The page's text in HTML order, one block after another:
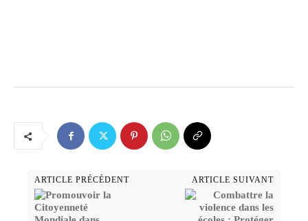
ARTICLE PRÉCÉDENT ARTICLE SUIVANT